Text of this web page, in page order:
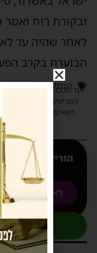
ובקורת רוח
לאחר שהיה עד
הבוערת בקרב
הבחירות לכנסת ה-25
אנו מכבדים זכויות
המגיעים לידינו. אם
רשאים לפנות אלינו
הורידו עכשיו
לאנדורואיד